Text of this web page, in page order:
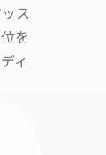
ス
を
ィ